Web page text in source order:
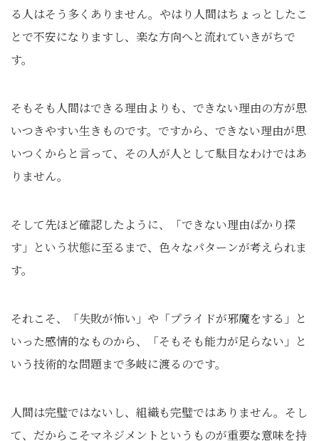
る人はそう多くありません。やはり人間はちょっとしたこ
とで不安になりますし、楽な方向へと流れていきがちで
す。
そもそも人間はできる理由よりも、できない理由の方が思
いつきやすい生きものです。ですから、できない理由が思
いつくからと言って、その人が人として駄目なわけではあ
りません。
そして先ほど確認したように、「できない理由ばかり探
す」という状態に至るまで、色々なパターンが考えられま
す。
それこそ、「失敗が怖い」や「プライドが邪魔をする」と
いった感情的なものから、「そもそも能力が足らない」と
いう技術的な問題まで多岐に渡るのです。
人間は完璧ではないし、組織も完璧ではありません。そし
て、だからこそマネジメントというものが重要な意味を持